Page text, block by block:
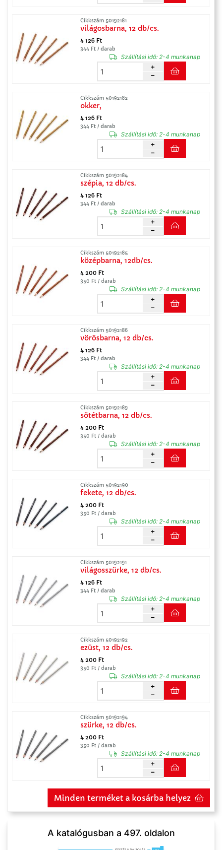
Cikkszám 50192181
világosbarna, 12 db/cs.
4 126 Ft
344 Ft / darab
Szállítási idő:2-4 munkanap
Cikkszám 50192182
okker,
4 126 Ft
344 Ft / darab
Szállítási idő:2-4 munkanap
Cikkszám 50192184
szépia, 12 db/cs.
4 126 Ft
344 Ft / darab
Szállítási idő:2-4 munkanap
Cikkszám 50192185
középbarna, 12db/cs.
4 200 Ft
350 Ft / darab
Szállítási idő:2-4 munkanap
Cikkszám 50192186
vörösbarna, 12 db/cs.
4 126 Ft
344 Ft / darab
Szállítási idő:2-4 munkanap
Cikkszám 50192189
sötétbarna, 12 db/cs.
4 200 Ft
350 Ft / darab
Szállítási idő:2-4 munkanap
Cikkszám 50192190
fekete, 12 db/cs.
4 200 Ft
350 Ft / darab
Szállítási idő:2-4 munkanap
Cikkszám 50192191
világosszürke, 12 db/cs.
4 126 Ft
344 Ft / darab
Szállítási idő:2-4 munkanap
Cikkszám 50192192
ezüst, 12 db/cs.
4 200 Ft
350 Ft / darab
Szállítási idő:2-4 munkanap
Cikkszám 50192194
szürke, 12 db/cs.
4 200 Ft
350 Ft / darab
Szállítási idő:2-4 munkanap
Minden terméket a kosárba helyez
A katalógusban a 497. oldalon